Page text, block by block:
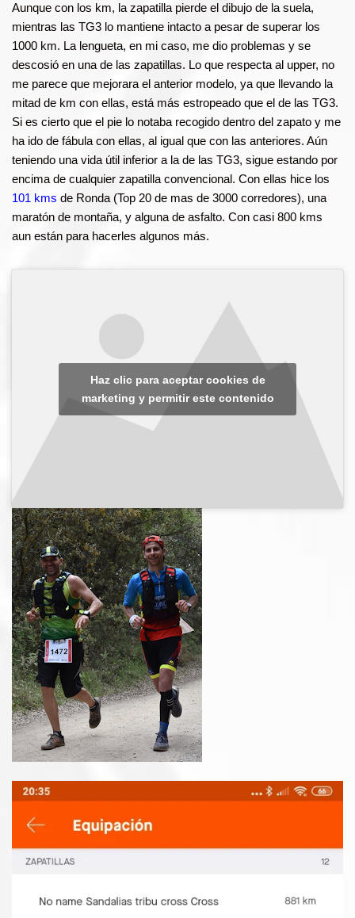
Aunque con los km, la zapatilla pierde el dibujo de la suela,
mientras las TG3 lo mantiene intacto a pesar de superar los
1000 km. La lengueta, en mi caso, me dio problemas y se
descosió en una de las zapatillas. Lo que respecta al upper, no
me parece que mejorara el anterior modelo, ya que llevando la
mitad de km con ellas, está más estropeado que el de las TG3.
Si es cierto que el pie lo notaba recogido dentro del zapato y me
ha ido de fábula con ellas, al igual que con las anteriores. Aún
teniendo una vida útil inferior a la de las TG3, sigue estando por
encima de cualquier zapatilla convencional. Con ellas hice los
101 kms de Ronda (Top 20 de mas de 3000 corredores), una
maratón de montaña, y alguna de asfalto. Con casi 800 kms
aun están para hacerles algunos más.
Haz clic para aceptar cookies de
marketing y permitir este contenido